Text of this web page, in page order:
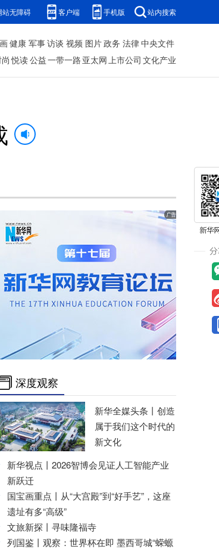
站无障碍 客户端 手机版 站内搜索
健康 军事访谈 视频 图片政务 法律中央文件
悦读公益一带一路 亚太网上市公司 文化产业
深度观察
新华全媒头条丨 创造
属于我们这个时代的
新文化
新华视点丨 2026智博会见证人工智能产业
新跃迁
国宝画重点丨从“大宫殿”到“好手艺”，这座
遗址有多“高级”
文旅新探丨寻味隆福寺
列国鉴丨观察：世界杯在即 墨西哥城“蝾螈